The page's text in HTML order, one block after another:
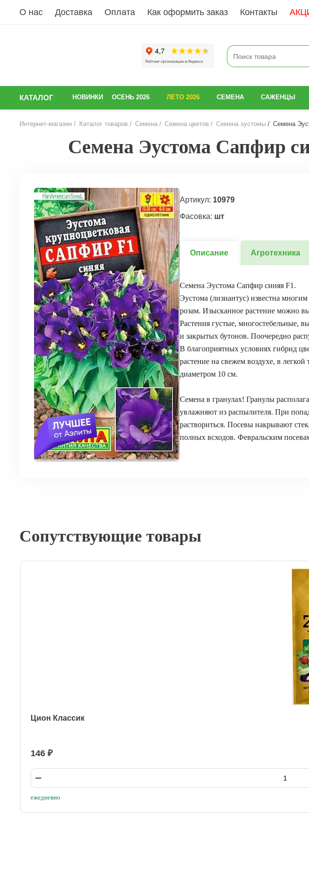
О нас Доставка Оплата Как оформить заказ Контакты
КАТАЛОГ НОВИНКИ ОСЕНЬ 2026 ЛЕТО 2026 СЕМЕНА САЖЕНЦЫ
Интернет-магазин Каталог товаров Семена Семена цветов Семена эустомы Семена
Семена Эустома Сапфир
Артикул: 10979
Фасовка: шт
Описание Агротехника
Семена Эустома Сапфир синяя F1.
Эустома (лизиантус) известна многим
розам. Изысканное растение можно
Растения густые, многостебельные,
и закрытых бутонов. Поочередно
В благоприятных условиях гибрид
растение на свежем воздухе, в
диаметром 10 см.
Семена в гранулах! Гранулы
увлажняют из распылителя. При
раствориться. Посевы накрывают
полных всходов. Февральским
Сопутствующие товары
Цион Классик
146 ₽
ежедневно